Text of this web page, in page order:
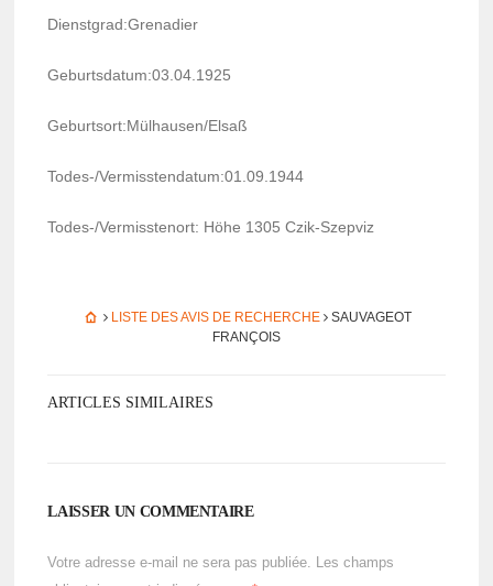
Dienst­grad:Grena­dier
Geburts­da­tum:03.04.1925
Geburt­sort:Mülhau­sen/Elsaß
Todes-/Vermiss­ten­da­tum:01.09.1944
Todes-/Vermiss­te­nort: Höhe 1305 Czik-Szep­viz
LISTE DES AVIS DE RECHERCHE SAUVAGEOT
FRANÇOIS
ARTICLES SIMILAIRES
LAISSER UN COMMENTAIRE
Votre adresse e-mail ne sera pas publiée.
Les champs